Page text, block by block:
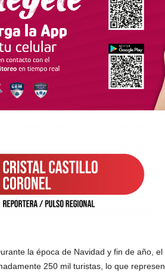
la época de Navidad y fin de año,
250 mil turistas, lo que